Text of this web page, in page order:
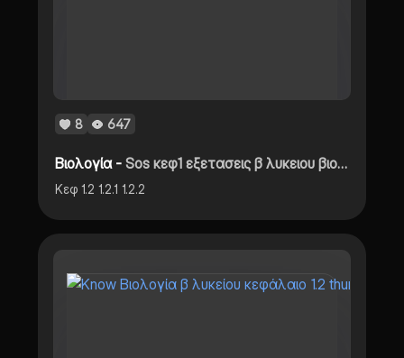
8 647
Βιολογία -Sos κεφ1 εξετασεις β λυκειου βιολογια
Κεφ 1.2 1.2.1 1.2.2